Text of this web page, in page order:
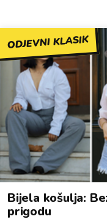
ODJEVNI KLASIK
Bijela košulja:
prigodu